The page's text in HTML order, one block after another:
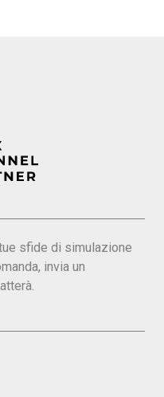
sfide di simulazione
invia un